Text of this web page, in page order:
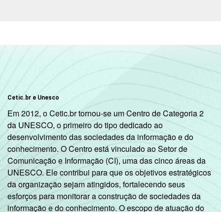
Cetic.br e Unesco
Em 2012, o Cetic.br tornou-se um Centro de Categoria 2
da UNESCO, o primeiro do tipo dedicado ao
desenvolvimento das sociedades da informação e do
conhecimento. O Centro está vinculado ao Setor de
Comunicação e Informação (CI), uma das cinco áreas da
UNESCO. Ele contribui para que os objetivos estratégicos
da organização sejam atingidos, fortalecendo seus
esforços para monitorar a construção de sociedades da
informação e do conhecimento. O escopo de atuação do